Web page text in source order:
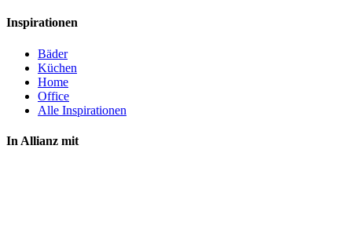
Inspirationen
Bäder
Küchen
Home
Office
Alle Inspirationen
In Allianz mit